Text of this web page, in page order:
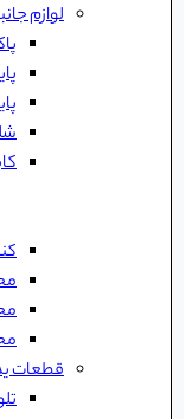
لوازم
قطعات